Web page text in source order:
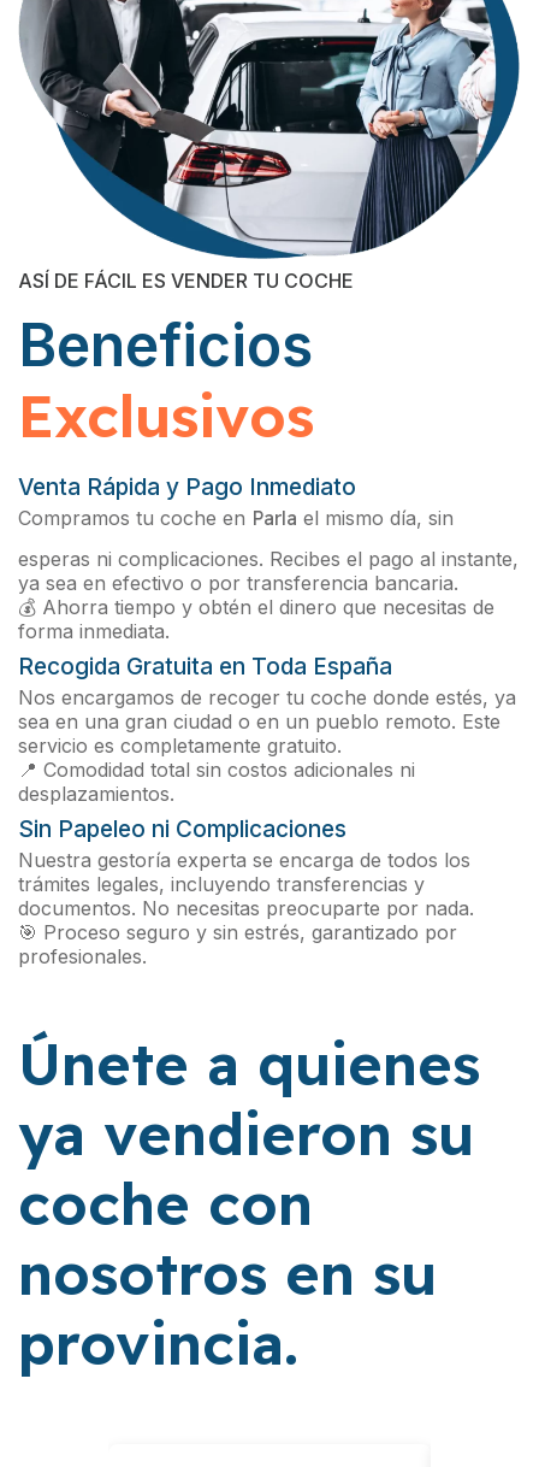
ASÍ DE FÁCIL ES VENDER TU COCHE
Beneficios
Exclusivos
Venta Rápida y Pago Inmediato
Compramos tu coche en Parla el mismo día, sin
esperas ni complicaciones. Recibes el pago al instante,
ya sea en efectivo o por transferencia bancaria.
💰 Ahorra tiempo y obtén el dinero que necesitas de
forma inmediata.
Recogida Gratuita en Toda España
Nos encargamos de recoger tu coche donde estés, ya
sea en una gran ciudad o en un pueblo remoto. Este
servicio es completamente gratuito.
📍 Comodidad total sin costos adicionales ni
desplazamientos.
Sin Papeleo ni Complicaciones
Nuestra gestoría experta se encarga de todos los
trámites legales, incluyendo transferencias y
documentos. No necesitas preocuparte por nada.
🎯 Proceso seguro y sin estrés, garantizado por
profesionales.
Únete a quienes
ya vendieron su
coche con
nosotros en su
provincia.